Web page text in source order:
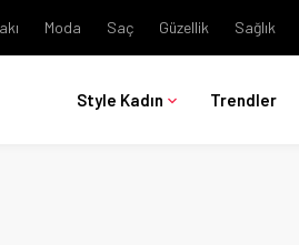
Moda Saç Güzellik Sağlık
Style Kadın Trendler